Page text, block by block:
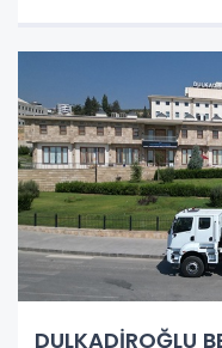
DULKADİROĞLU